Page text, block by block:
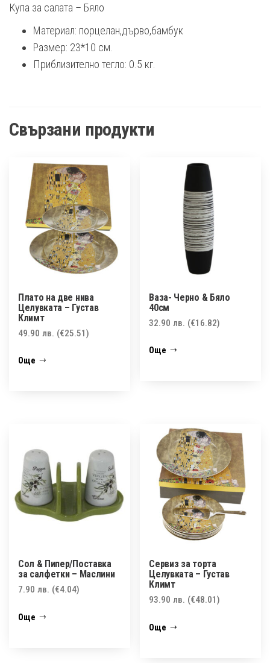
Купа за салата – Бялo
Материал: порцелан,дърво,бамбук
Размер: 23*10 см.
Приблизително тегло: 0.5 кг.
Свързани продукти
Плато на две нива
Целувката – Густав
Климт
49.90 лв. (€25.51)
Още
Ваза- Черно & Бяло
40см
32.90лв. (€16.82)
Още
Сол & Пипер/Поставка
за салфетки – Маслини
7.90 лв. (€4.04)
Още
Сервиз за торта
Целувката – Густав
Климт
93.90лв. (€48.01)
Още